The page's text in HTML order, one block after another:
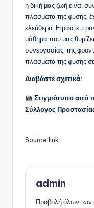
η δική μας ζωή είναι
πλάσματα της φύσης,
ελεύθερα. Είμαστε
μάθημα που μας
συνεργασίας, της
πλάσματα της φύσης
Διαβάστε σχετικά:
Στιγμιότυπο από
Σύλλογος
Source link
admin
Προβολή όλων των